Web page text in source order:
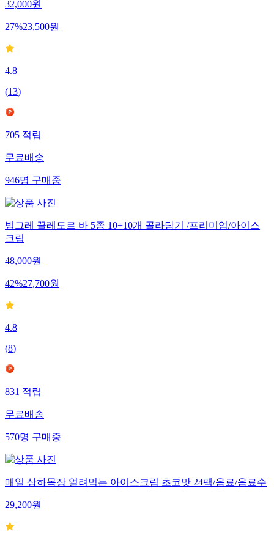
32,000원
27%23,500원
4.8
(13)
705적립
무료배송
946명구매중
빙그레 끌레도르 바 5종 10+10개 골라담기 /프리미엄/아이스
크림
48,000원
42%27,700원
4.8
(8)
831적립
무료배송
570명구매중
매일 상하목장 얼려먹는 아이스크림 초코맛 24팩/음료/음료수
29,200원